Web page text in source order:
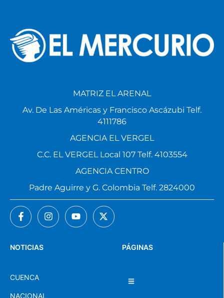
PÁGINAS
NOTICIAS
CUENCA
NACIONAL
MATRIZ EL ARENAL
Av. De Las Américas y Francisco Ascázubi Telf.
4111786
AGENCIA EL VERGEL
C.C. EL VERGEL Local 107 Telf. 4103554
AGENCIA CENTRO
Padre Aguirre y G. Colombia Telf. 2824000